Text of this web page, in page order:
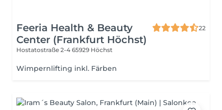
Feeria Health & Beauty
Center (Frankfurt Höchst)
22
Hostatostraße 2-4 65929 Höchst
Wimpernlifting inkl. Färben